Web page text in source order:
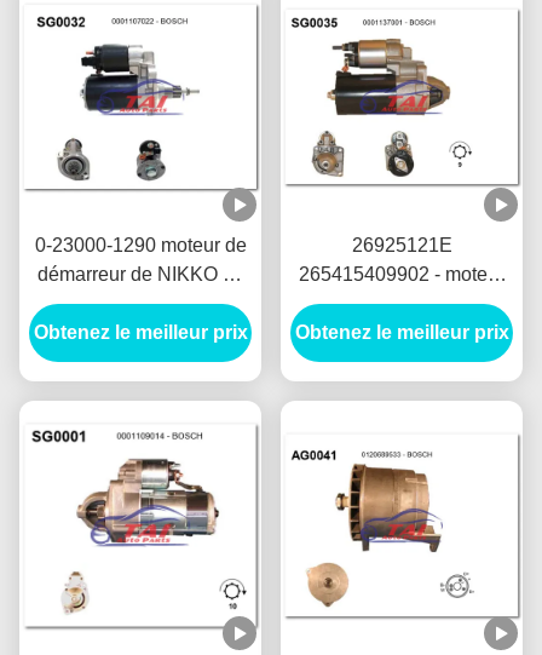
0-23000-1290 moteur de
démarreur de NIKKO de
moteur de démarreur des
pièces d'auto 0-23000-
1292 24V 5.5KW 11T
Obtenez le meilleur prix
26925121E
265415409902 - moteur
de démarreur de LUCAS
12V 1.7KW 8T
MOTORES DE
Obtenez le meilleur prix